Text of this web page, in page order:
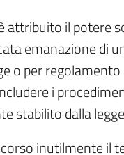
attribuito il potere
emanazione di
o per
i
stabilito dalla
inutilmente il